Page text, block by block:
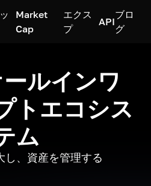
Market
Cap
エクス
プ
API
ブロ
グ
ルインワ
トエコシス
ム
し、資産を管理する